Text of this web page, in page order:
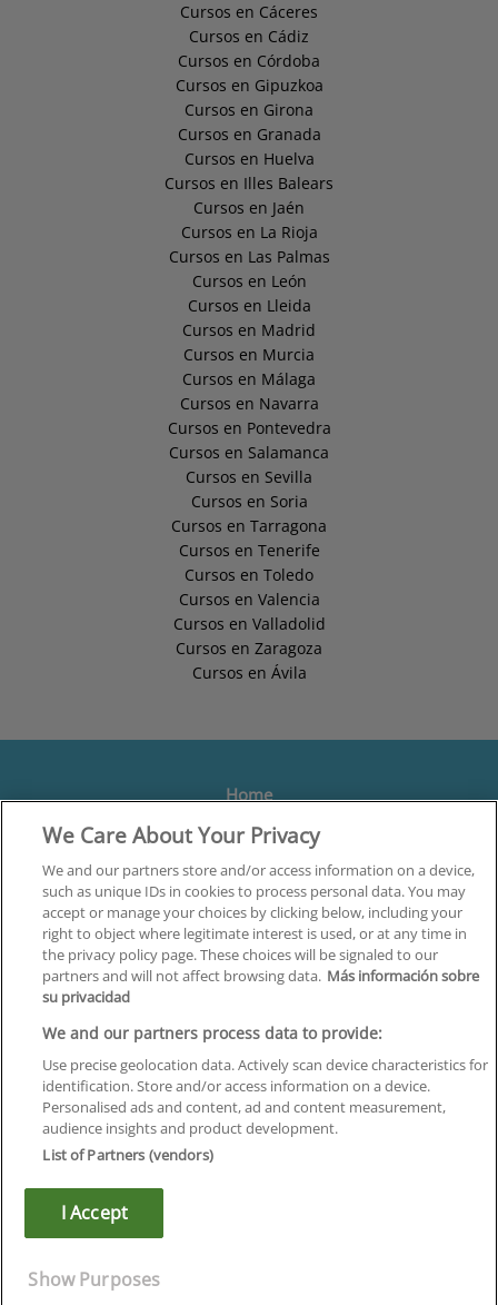
Cursos en Cáceres
Cursos en Cádiz
Cursos en Córdoba
Cursos en Gipuzkoa
Cursos en Girona
Cursos en Granada
Cursos en Huelva
Cursos en Illes Balears
Cursos en Jaén
Cursos en La Rioja
Cursos en Las Palmas
Cursos en León
Cursos en Lleida
Cursos en Madrid
Cursos en Murcia
Cursos en Málaga
Cursos en Navarra
Cursos en Pontevedra
Cursos en Salamanca
Cursos en Sevilla
Cursos en Soria
Cursos en Tarragona
Cursos en Tenerife
Cursos en Toledo
Cursos en Valencia
Cursos en Valladolid
Cursos en Zaragoza
Cursos en Ávila
Home
Formación
Centros
Orientación
Quiénes somos
Contacta
Aviso Legal
Política de Privacidad
Política de Cookies
Canal Ético
Infoempleo
We Care About Your Privacy
We and our partners store and/or access information on a device,
such as unique IDs in cookies to process personal data. You may
accept or manage your choices by clicking below, including your
right to object where legitimate interest is used, or at any time in
the privacy policy page. These choices will be signaled to our
partners and will not affect browsing data. Más información sobre
su privacidad
We and our partners process data to provide:
Use precise geolocation data. Actively scan device characteristics for
identification. Store and/or access information on a device.
Personalised ads and content, ad and content measurement,
audience insights and product development.
List of Partners (vendors)
I Accept
Show Purposes